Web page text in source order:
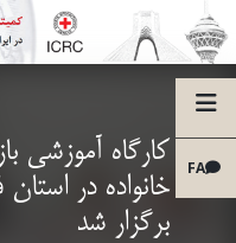
FA
کارگاه آموزشی
خانواده در
برگزار شد